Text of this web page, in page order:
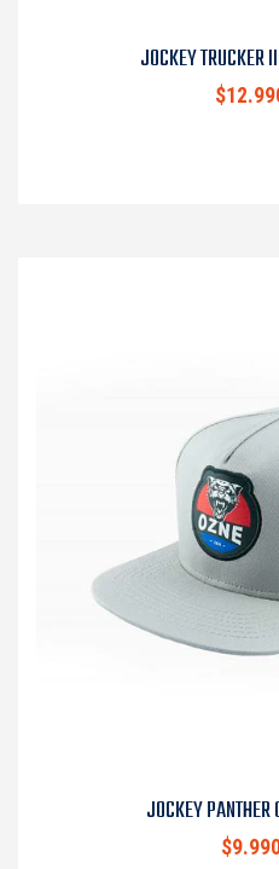
JOCKEY TRUCKER
JOCKEY